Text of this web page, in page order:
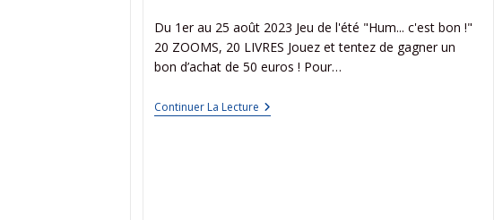
Du 1er au 25 août 2023 Jeu de l'été "Hum... c'est bon !"
20 ZOOMS, 20 LIVRES Jouez et tentez de gagner un
bon d’achat de 50 euros ! Pour…
Continuer La Lecture